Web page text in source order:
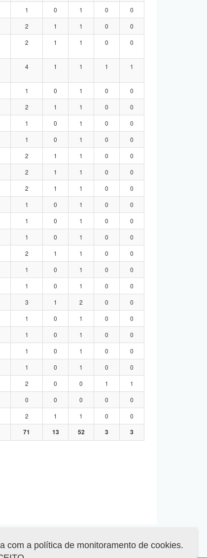
1 0 1 0
0
2 1 1 0
0
2 1 1 0 0
4 1 1 1 1
1 0 1 0
0
2 1 1 0
0
1 0 1 0
0
1 0 1 0
0
2 1 1 0
0
2 1 1 0
0
2 1 1 0
0
1 0 1 0
0
1 0 1 0
0
1 0 1 0
0
2 1 1 0
0
1 0 1 0
0
1 0 1 0
0
3 1 2 0
0
1 0 1 0
0
1 0 1 0
0
1 0 1 0
0
1 0 1 0
0
2 0 0 1
1
0 0 0 0
0
2 1 1 0
0
71 13 52 3 3
com a política de monitoramento de cookies.